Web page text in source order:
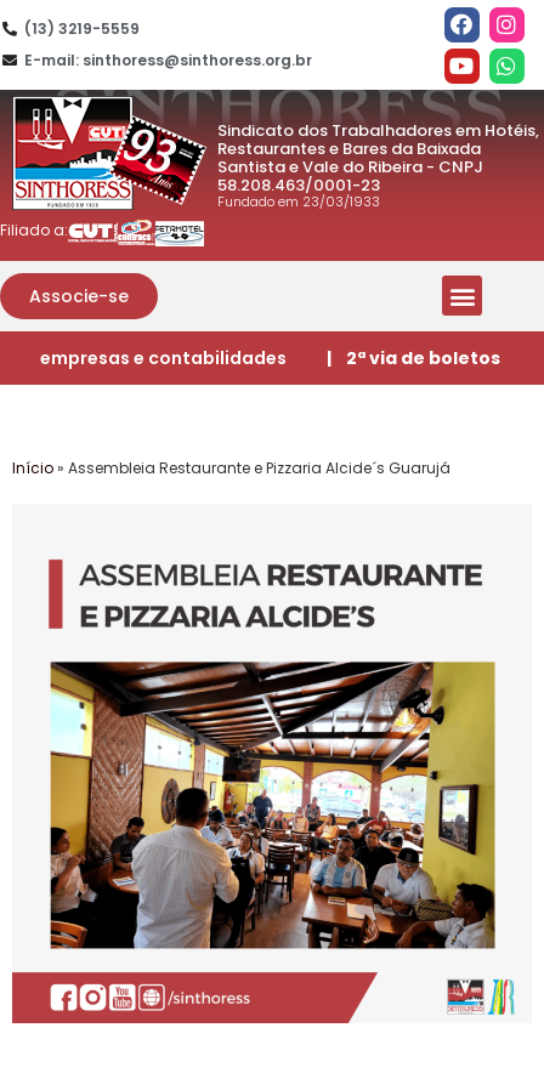
(13) 3219-5559
E-mail: sinthoress@sinthoress.org.br
Sindicato dos Trabalhadores em Hotéis,
Restaurantes e Bares da Baixada
Santista e Vale do Ribeira - CNPJ
58.208.463/0001-23
Fundado em 23/03/1933
Filiado a:
Associe-se
empresas e contabilidades | 2ª via de boletos
Início» Assembleia Restaurante e Pizzaria Alcide´s Guarujá